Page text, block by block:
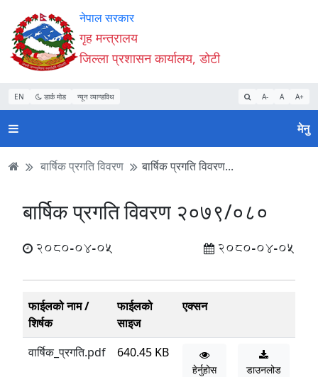
Accessibility
Mode
सुरु
गर्नुहोस्
सामाग्री
पढ्नुहाेस्
नेभिगेसन
पढ्नुहाेस्
वेबसाइट
खोजमा
जानुहोस्
नेपाल सरकार
गृह मन्त्रालय
जिल्ला प्रशासन कार्यालय, डोटी
EN डार्क मोड न्यून व्यान्डविथ A- A A+
मेनु
बार्षिक प्रगति विवरण बार्षिक प्रगति विवरण...
बार्षिक प्रगति विवरण २०७९/०८०
2080-04-05 2080-04-05
फाईलको नाम /
शिर्षक
फाईलको
साइज
एक्सन
वार्षिक_प्रगति.pdf 640.45 KB
हेर्नुहोस डाउनलोड